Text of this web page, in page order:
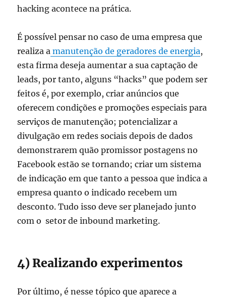
hacking acontece na prática.
É possível pensar no caso de uma empresa que
realiza a manutenção de geradores de energia,
esta firma deseja aumentar a sua captação de
leads, por tanto, alguns “hacks” que podem ser
feitos é, por exemplo, criar anúncios que
oferecem condições e promoções especiais para
serviços de manutenção; potencializar a
divulgação em redes sociais depois de dados
demonstrarem quão promissor postagens no
Facebook estão se tornando; criar um sistema
de indicação em que tanto a pessoa que indica a
empresa quanto o indicado recebem um
desconto. Tudo isso deve ser planejado junto
com o setor de inbound marketing.
4) Realizando experimentos
Por último, é nesse tópico que aparece a